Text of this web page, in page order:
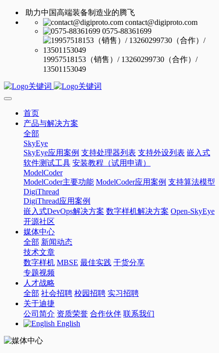
助力中国高端装备制造业的腾飞
contact@digiproto.com
0575-88361699
19957518153（销售）/ 13260299730（合作）/
13501153049
首页
产品与解决方案
全部
SkyEye
SkyEye应用案例 支持处理器列表 支持外设列表 嵌入式
软件测试工具 安装教程（试用申请）
ModelCoder
ModelCoder主要功能 ModelCoder应用案例 支持算法模型
DigiThread
DigiThread应用案例
嵌入式DevOps解决方案 数字样机解决方案 Open-SkyEye
开源社区
媒体中心
全部 新闻动态
技术文章
数字样机 MBSE 最佳实践 干货分享
专题视频
人才战略
全部 社会招聘 校园招聘 实习招聘
关于迪捷
公司简介 资质荣誉 合作伙伴 联系我们
English